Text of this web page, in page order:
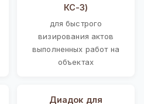
КС-3)
для быстрого
визирования актов
выполненных работ на
объектах
Диадок для